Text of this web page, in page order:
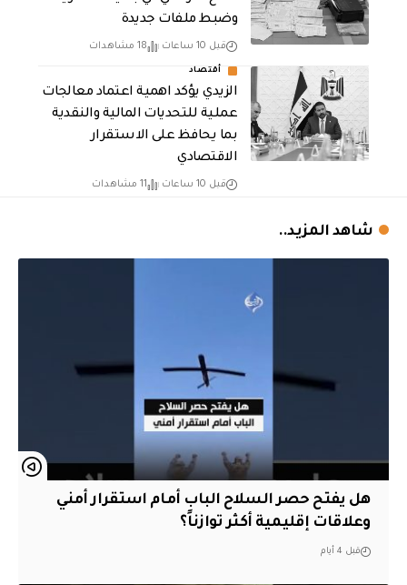
وضبط ملفات جديدة
قبل 10 ساعات 18 مشاهدات
أقتصاد
الزيدي يؤكد اهمية اعتماد معالجات
عملية للتحديات المالية والنقدية
بما يحافظ على الاستقرار
الاقتصادي
قبل 10 ساعات 11 مشاهدات
شاهد المزيد..
هل يفتح حصر السلاح الباب أمام استقرار أمني
وعلاقات إقليمية أكثر توازناً؟
قبل 4 أيام